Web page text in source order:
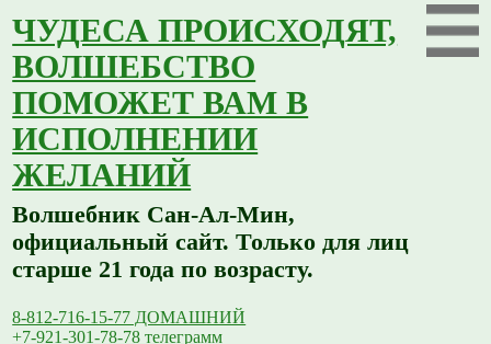
ЧУДЕСА ПРОИСХОДЯТ,
ВОЛШЕБСТВО
ПОМОЖЕТ ВАМ В
ИСПОЛНЕНИИ
ЖЕЛАНИЙ
Волшебник Сан-Ал-Мин,
официальный сайт. Только для лиц
старше 21 года по возрасту.
8-812-716-15-77 ДОМАШНИЙ
+7-921-301-78-78 телеграмм